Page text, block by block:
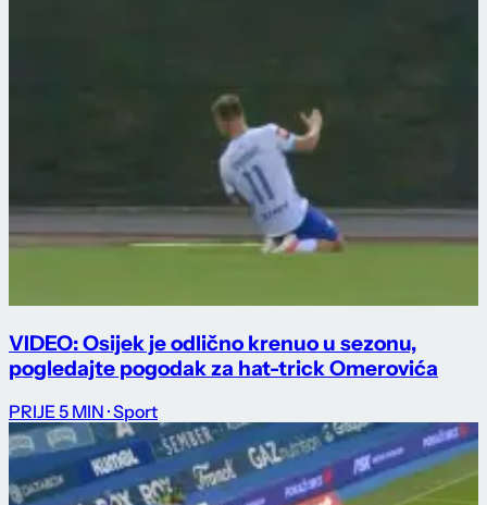
VIDEO: Osijek je odlično krenuo u sezonu,
pogledajte pogodak za hat-trick Omerovića
PRIJE 5 MIN · Sport